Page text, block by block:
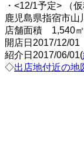
・<12/1予定> （
鹿児島県指宿市山
店舗面積 1,540㎡
開店日2017/12/01
紹介日2017/06/01(
◇出店地付近の地